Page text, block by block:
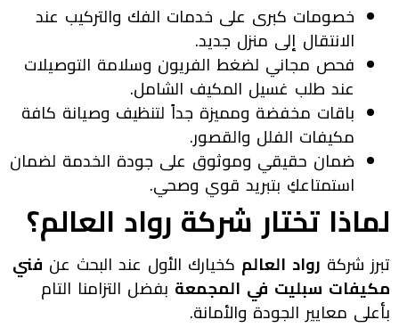
خصومات كبرى على خدمات الفك والتركيب عند
الانتقال إلى منزل جديد.
فحص مجاني لضغط الفريون وسلامة التوصيلات
عند طلب غسيل المكيف الشامل.
باقات مخفضة ومميزة جداً لتنظيف وصيانة كافة
مكيفات الفلل والقصور.
ضمان حقيقي وموثوق على جودة الخدمة لضمان
استمتاعكِ بتبريد قوي وصحي.
لماذا تختار شركة رواد العالم؟
تبرز شركة رواد العالم كخيارك الأول عند البحث عن فني
مكيفات سبليت في المجمعة بفضل التزامنا التام
بأعلى معايير الجودة والأمانة.